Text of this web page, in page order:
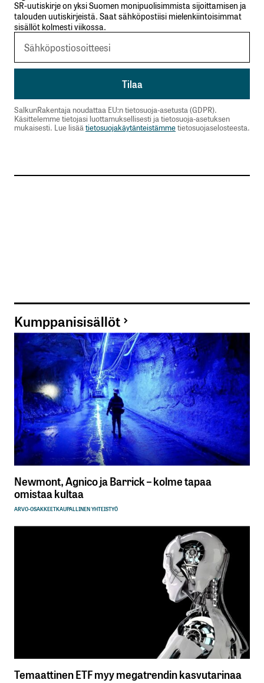
SR-uutiskirje on yksi Suomen monipuolisimmista sijoittamisen ja
talouden uutiskirjeistä. Saat sähköpostiisi mielenkiintoisimmat
sisällöt kolmesti viikossa.
SalkunRakentaja noudattaa EU:n tietosuoja-asetusta (GDPR).
Käsittelemme tietojasi luottamuksellisesti ja tietosuoja-asetuksen
mukaisesti. Lue lisää tietosuojakäytänteistämmetietosuojaselosteesta.
Kumppanisisällöt
Newmont, Agnico ja Barrick – kolme tapaa
omistaa kultaa
ARVO-OSAKKEETKAUPALLINEN YHTEISTYÖ
Temaattinen ETF myy megatrendin kasvutarinaa